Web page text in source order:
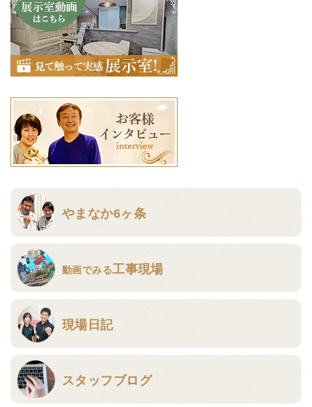
やまなか6ヶ条
動画でみる工事現場
現場日記
スタッフブログ